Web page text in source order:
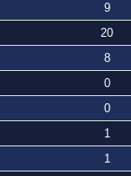
9
20
8
0
0
1
1